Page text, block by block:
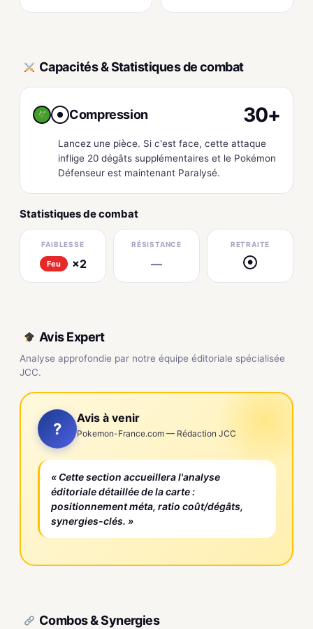
Capacités & Statistiques de combat
● Compression 30+
Lancez une pièce. Si c'est face, cette attaque
inflige 20 dégâts supplémentaires et le Pokémon
Défenseur est maintenant Paralysé.
Statistiques de combat
FAIBLESSE
Feu ×2
RÉSISTANCE
—
RETRAITE
●
Avis Expert
Analyse approfondie par notre équipe éditoriale spécialisée
JCC.
?
Avis à venir
Pokemon-France.com — Rédaction JCC
« Cette section accueillera l'analyse
éditoriale détaillée de la carte :
positionnement méta, ratio coût/dégâts,
synergies-clés. »
Combos & Synergies